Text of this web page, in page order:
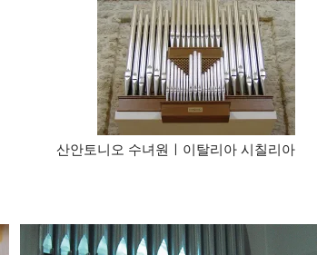
산안토니오 수녀원ㅣ이탈리아 시칠리아